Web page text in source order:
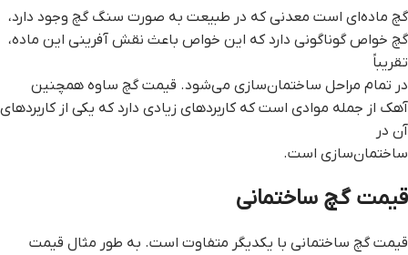
گچ ماده‌ای است معدنی که در طبیعت به صورت سنگ گچ وجود دارد،
گچ خواص گوناگونی دارد که این خواص باعث نقش آفرینی این ماده،
تقریباً
در تمام مراحل ساختمان‌سازی می‌شود. قيمت گچ ساوه همچنین
آهک از جمله موادی است که کاربردهای زیادی دارد که یکی از کاربردهای
آن در
ساختمان‌سازی است.
قیمت گچ ساختمانی
قیمت گچ ساختمانی با یکدیگر متفاوت است. به طور مثال قیمت